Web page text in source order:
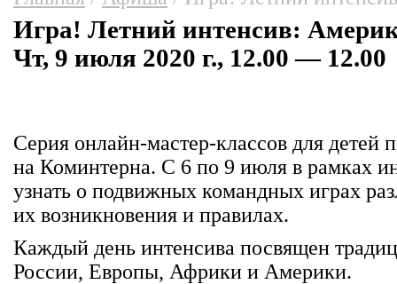
Игра! Летний интенсив:
Чт, 9 июля 2020 г., 12.00 — 12.00
Серия онлайн-мастер-классов для
на Коминтерна. С 6 по 9 июля в рамках
узнать о подвижных командных играх
их возникновения и правилах.
Каждый день интенсива посвящен
России, Европы, Африки и Америки.